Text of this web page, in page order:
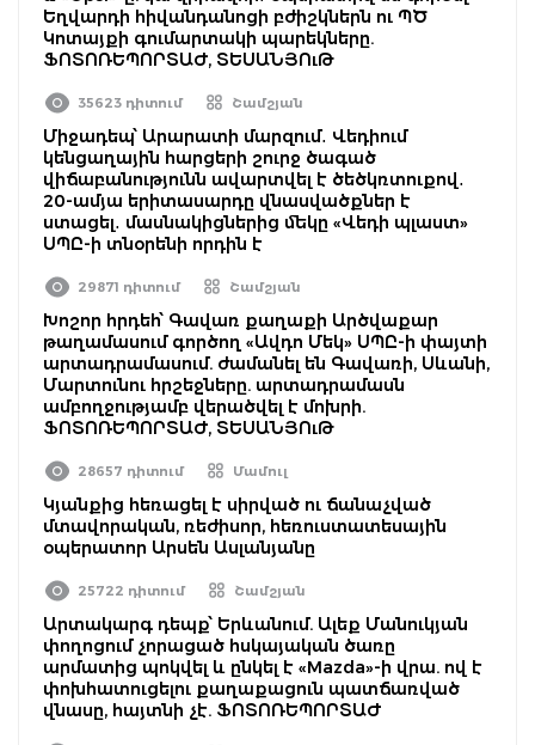
Եղվարդի հիվանդանոցի բժիշկներն ու ՊԾ
Կոտայքի գումարտակի պարեկները.
ՖՈՏՈՌԵՊՈՐՏԱԺ, ՏԵՍԱՆՅՈւԹ
35623 դիտում Շամշյան
Միջադեպ՝ Արարատի մարզում․ Վեդիում
կենցաղային հարցերի շուրջ ծագած
վիճաբանությունն ավարտվել է ծեծկռտուքով․
20-ամյա երիտասարդը վնասվածքներ է
ստացել․ մասնակիցներից մեկը «Վեդի պլաստ»
ՍՊԸ-ի տնօրենի որդին է
29871 դիտում Շամշյան
Խոշոր հրդեհ՝ Գավառ քաղաքի Արծվաքար
թաղամասում գործող «Ավդո Մեկ» ՍՊԸ-ի փայտի
արտադրամասում. ժամանել են Գավառի, Սևանի,
Մարտունու հրշեջները. արտադրամասն
ամբողջությամբ վերածվել է մոխրի.
ՖՈՏՈՌԵՊՈՐՏԱԺ, ՏԵՍԱՆՅՈւԹ
28657 դիտում Մամուլ
Կյանքից հեռացել է սիրված ու ճանաչված
մտավորական, ռեժիսոր, հեռուստատեսային
օպերատոր Արսեն Ասլանյանը
25722 դիտում Շամշյան
Արտակարգ դեպք՝ Երևանում. Ալեք Մանուկյան
փողոցում չորացած հսկայական ծառը
արմատից պոկվել և ընկել է «Mazda»-ի վրա. ով է
փոխհատուցելու քաղաքացուն պատճառված
վնասը, հայտնի չէ. ՖՈՏՈՌԵՊՈՐՏԱԺ